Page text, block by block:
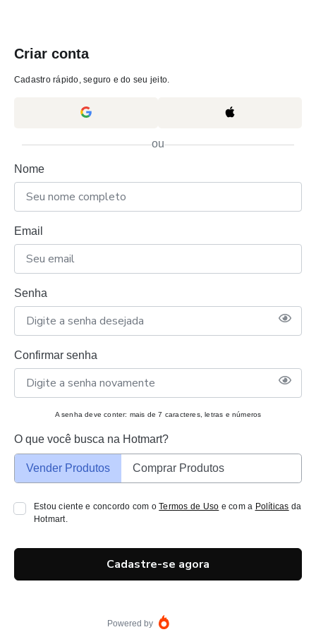
Criar conta
Cadastro rápido, seguro e do seu jeito.
ou
Nome
Email
Senha
Confirmar senha
A senha deve conter: mais de 7 caracteres, letras e números
O que você busca na Hotmart?
Vender Produtos Comprar Produtos
Estou ciente e concordo com oTermos de Uso e com a Políticas da
Hotmart.
Cadastre-se agora
Powered by